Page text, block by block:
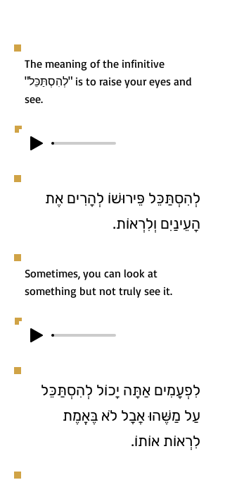
The meaning of the infinitive
"לְהִסְתַּכֵּל" is to raise your eyes and
see.
לְהִסְתַּכֵּל פֵּירוּשׁוֹ לְהָרִים אֶת
הָעֵינַיִם וְלִרְאוֹת.
Sometimes, you can look at
something but not truly see it.
לִפְעָמִים אַתָּה יָכוֹל לְהִסְתַּכֵּל
עַל מַשֶּׁהוּ אֲבָל לֹא בֶּאֱמֶת
לִרְאוֹת אוֹתוֹ.